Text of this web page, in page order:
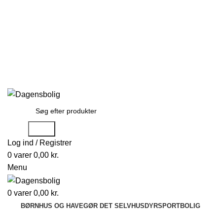
Log ind / Registrer
0 varer 0,00 kr.
Menu
0 varer 0,00 kr.
BØRNHUS OG HAVEGØR DET SELVHUSDYRSPORTBOLIG